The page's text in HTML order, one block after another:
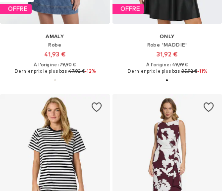
OFFRE
AMALY
Robe
41,93 €
À l'origine : 79,90 €
Dernier prix le plus bas :47,92 €-12%
OFFRE
ONLY
Robe 'MADDIE'
31,92 €
À l'origine : 49,99 €
Dernier prix le plus bas :35,92 €-11%